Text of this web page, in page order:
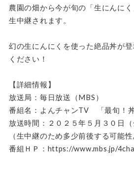
農園の畑から今が旬の「生にんに
生中継されます。
幻の生にんにくを使った絶品丼が
ください！
【詳細情報】
放送局：毎日放送（MBS）
番組名：よんチャンTV 「最旬！
放送時間：２０２５年５月３０日
（生中継のため多少前後する可能性
番組ＨＰ：https://www.mbs.jp/